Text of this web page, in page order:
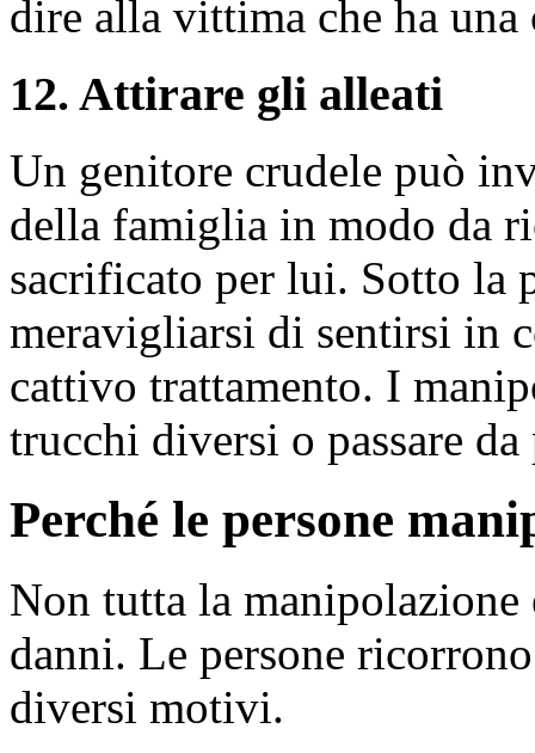
dire alla vittima che ha
12. Attirare gli alleati
Un genitore crudele può
della famiglia in modo da
sacrificato per lui. Sotto la
meravigliarsi di sentirsi in
cattivo trattamento. I
trucchi diversi o passare
Perché le persone
Non tutta la manipolazione
danni. Le persone
diversi motivi.